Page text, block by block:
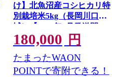
け】北魚沼産コシヒカリ特
別栽培米5kg（長岡川口地
域）【2026年8月発送開
始】
180,000 円
たまったWAON
POINTで寄附できる！